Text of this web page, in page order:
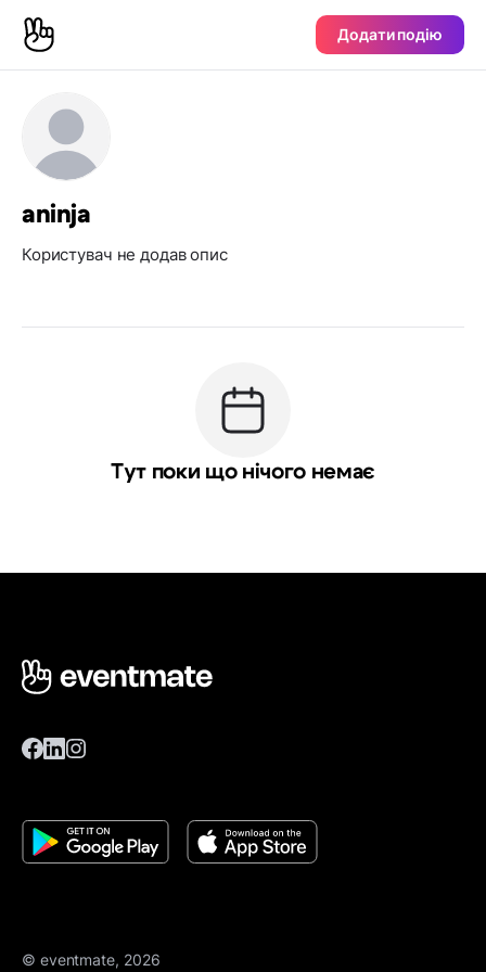
Додати подію
aninja
Користувач не додав опис
Тут поки що нічого немає
© eventmate, 2026